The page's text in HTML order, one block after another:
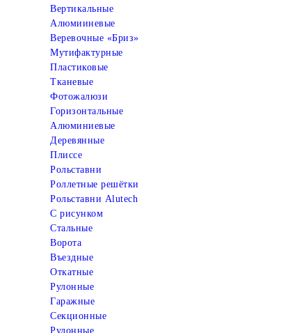
Вертикальные
Алюмииневые
Веревочные «Бриз»
Мутифактурные
Пластиковые
Тканевые
Фотожалюзи
Горизонтальные
Алюминиевые
Деревянные
Плиссе
Рольставни
Роллетные решётки
Рольставни Alutech
С рисунком
Стальные
Ворота
Въездные
Откатные
Рулонные
Гаражные
Cекционные
Рулонные